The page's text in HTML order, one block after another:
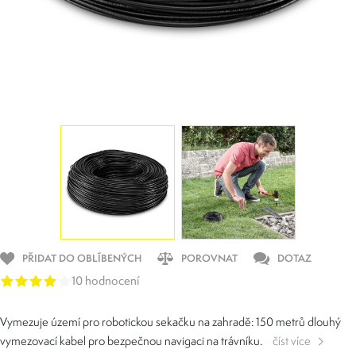
PŘIDAT DO OBLÍBENÝCH POROVNAT DOTAZ
10 hodnocení
Vymezuje území pro robotickou sekačku na zahradě: 150 metrů dlouhý
vymezovací kabel pro bezpečnou navigaci na trávníku.
číst více